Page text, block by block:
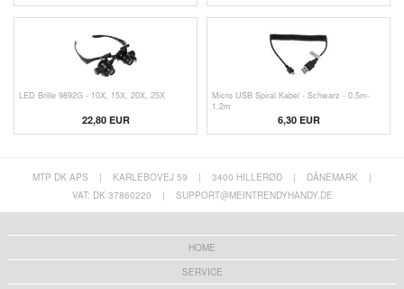
LED Brille 9892G - 10X, 15X, 20X, 25X
22,80 EUR
Micro USB Spiral Kabel - Schwarz - 0.5m-
1.2m
6,30 EUR
MTP DK APS | KARLEBOVEJ 59 | 3400 HILLERØD | DÄNEMARK
|
VAT: DK 37860220
| SUPPORT@MEINTRENDYHANDY.DE
HOME
SERVICE